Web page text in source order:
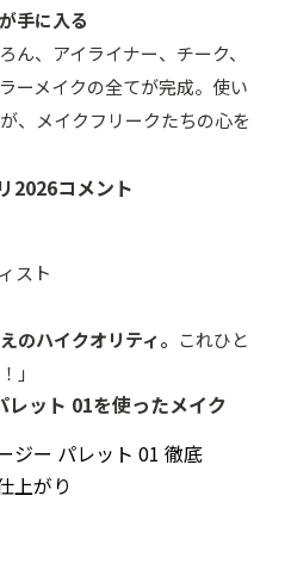
手に入る
ん、アイライナー、チーク、
ーメイクの全てが完成。使い
、メイクフリークたちの心を
2026コメント
スト
のハイクオリティ。 これひと
」
レット 01を使ったメイク